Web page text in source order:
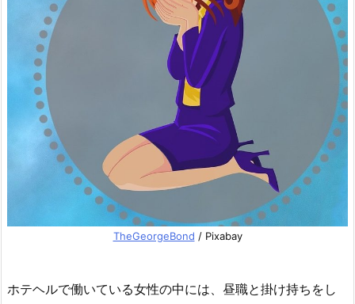
TheGeorgeBond / Pixabay
ホテヘルで働いている女性の中には、昼職と掛け持ちをし